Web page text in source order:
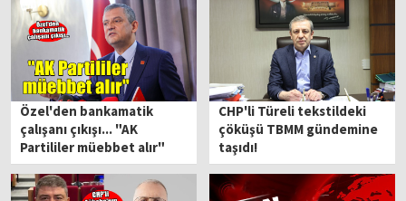
Özel'den bankamatik
çalışanı çıkışı... "AK
Partililer müebbet alır"
CHP'li Türeli tekstildeki
çöküşü TBMM gündemine
taşıdı!